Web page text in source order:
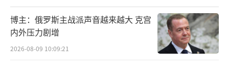
博主：俄罗斯主战派声音越来越大 克宫
内外压力剧增
2026-08-09 10:09:21